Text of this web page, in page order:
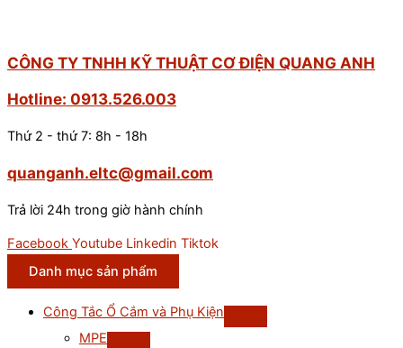
CÔNG TY TNHH KỸ THUẬT CƠ ĐIỆN QUANG ANH
Hotline: 0913.526.003
Thứ 2 - thứ 7: 8h - 18h
quanganh.eltc@gmail.com
Trả lời 24h trong giờ hành chính
Facebook Youtube Linkedin Tiktok
Danh mục sản phẩm
Công Tắc Ổ Cắm và Phụ Kiện
MPE